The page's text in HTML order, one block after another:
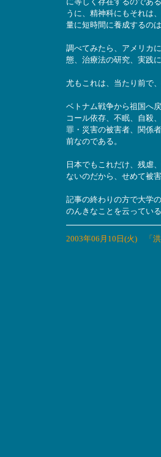
うに、精神科にもそれは
量に短時間に養成するの
調べてみたら、アメリカ
態、治療法の研究、実践
尤もこれは、当たり前で
ベトナム戦争から祖国へ
コール依存、不眠、自殺
罪・災害の被害者、関係
前なのである。
日本でもこれだけ、残虐
ないのだから、せめて被
記事の終わりの方で大学
のんきなことを云ってい
2003年06月10日(火) 「洪